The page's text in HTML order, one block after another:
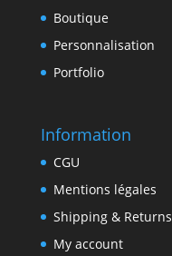
Boutique
Personnalisation
Portfolio
Information
CGU
Mentions légales
Shipping & Returns
My account